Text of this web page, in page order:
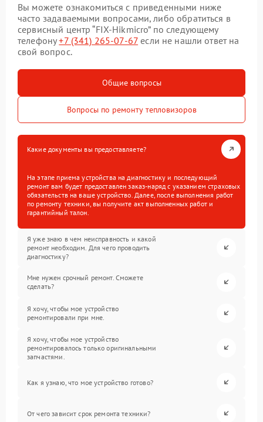
Вы можете ознакомиться с приведенными ниже
часто задаваемыми вопросами, либо обратиться в
сервисный центр “FIX-Hikmicro” по следующему
телефону+7 (341) 265-07-67 если не нашли ответ на
свой вопрос.
Общие вопросы
Вопросы по ремонту тепловизоров
Какие документы вы предоставляете?
На этапе приема устройства на диагностику и последующий
ремонт вам будет предоставлен заказ-наряд с указанием страховых
обязательств на ваше устройство. Далее, после выполнения работ
по ремонту техники, вы получите акт выполненных работ и
гарантийный талон.
Я уже знаю в чем неисправность и какой
ремонт необходим. Для чего проводить
диагностику?
Мне нужен срочный ремонт. Сможете
сделать?
Я хочу, чтобы мое устройство
ремонтировали при мне.
Я хочу, чтобы мое устройство
ремонтировалось только оригинальными
запчастями.
Как я узнаю, что мое устройство готово?
От чего зависит срок ремонта техники?